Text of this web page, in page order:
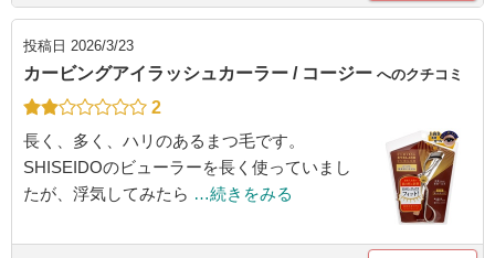
投稿日 2026/3/23
カービングアイラッシュカーラー / コージー へのクチコミ
2
長く、多く、ハリのあるまつ毛です。
SHISEIDOのビューラーを長く使っていまし
たが、浮気してみたら …続きをみる